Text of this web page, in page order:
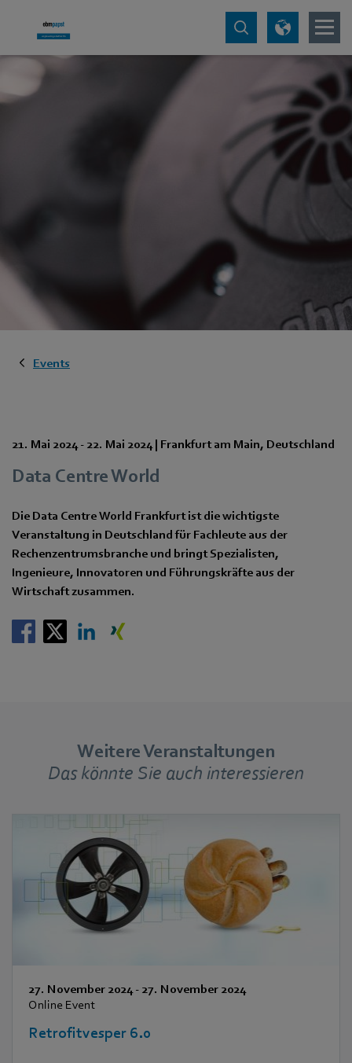
Events
21. Mai 2024- 22. Mai 2024| Frankfurt am Main, Deutschland
Data Centre World
Die Data Centre World Frankfurt ist die wichtigste
Veranstaltung in Deutschland für Fachleute aus der
Rechenzentrumsbranche und bringt Spezialisten,
Ingenieure, Innovatoren und Führungskräfte aus der
Wirtschaft zusammen.
Weitere Veranstaltungen
Das könnte Sie auch interessieren
27. November 2024- 27. November 2024
Online Event
Retrofitvesper 6.0